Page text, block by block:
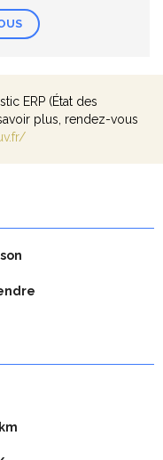
ERP (État des
plus, rendez-vous